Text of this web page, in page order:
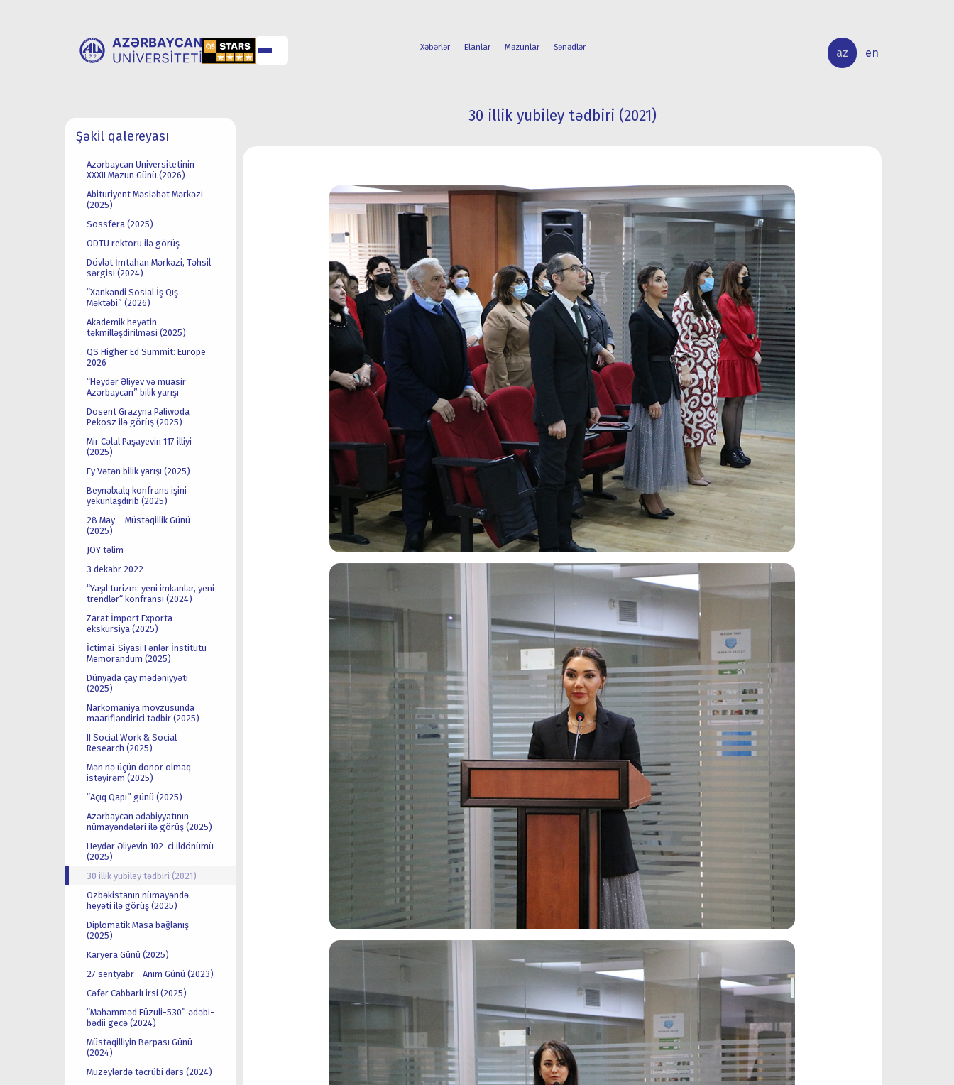
Xəbərlər Elanlar Məzunlar Sənədlər az en
UNİVERSİTET
HAQQINDA
TƏLƏBƏ
Şəkil qalereyası
Azərbaycan Universitetinin
XXXII Məzun Günü (2026)
Abituriyent Məsləhət Mərkəzi
(2025)
Sossfera (2025)
ODTU rektoru ilə görüş
Dövlət İmtahan Mərkəzi, Təhsil
sərgisi (2024)
“Xankəndi Sosial İş Qış
Məktəbi” (2026)
Akademik heyətin
təkmilləşdirilməsi (2025)
QS Higher Ed Summit: Europe
2026
“Heydər Əliyev və müasir
Azərbaycan” bilik yarışı
Dosent Grazyna Paliwoda
Pekosz ilə görüş (2025)
Mir Cəlal Paşayevin 117 illiyi
(2025)
Ey Vətən bilik yarışı (2025)
Beynəlxalq konfrans işini
yekunlaşdırıb (2025)
28 May – Müstəqillik Günü
(2025)
JOY təlim
3 dekabr 2022
“Yaşıl turizm: yeni imkanlar, yeni
trendlər“ konfransı (2024)
Zarat İmport Exporta
ekskursiya (2025)
İctimai-Siyasi Fənlər İnstitutu
Memorandum (2025)
Dünyada çay mədəniyyəti
(2025)
Narkomaniya mövzusunda
maarifləndirici tədbir (2025)
II Social Work & Social
Research (2025)
Mən nə üçün donor olmaq
istəyirəm (2025)
“Açıq Qapı” günü (2025)
Azərbaycan ədəbiyyatının
nümayəndələri ilə görüş (2025)
Heydər Əliyevin 102-ci ildönümü
(2025)
30 illik yubiley tədbiri (2021)
Özbəkistanın nümayəndə
heyəti ilə görüş (2025)
Diplomatik Masa bağlanış
(2025)
Karyera Günü (2025)
27 sentyabr - Anım Günü (2023)
Cəfər Cabbarlı irsi (2025)
“Məhəmməd Füzuli-530” ədəbi-
bədii gecə (2024)
Müstəqilliyin Bərpası Günü
(2024)
Muzeylərdə təcrübi dərs (2024)
30 illik yubiley tədbiri (2021)